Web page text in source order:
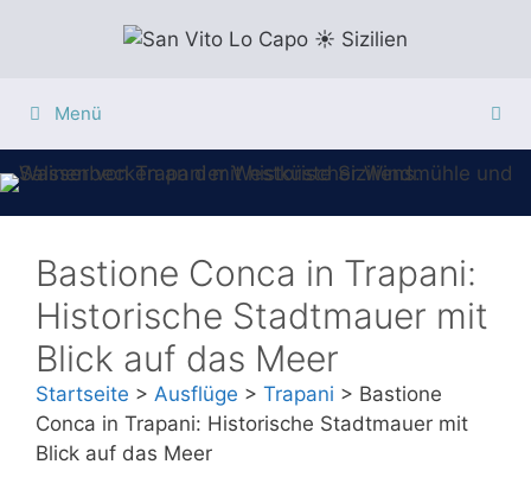
Menü
Bastione Conca in Trapani:
Historische Stadtmauer mit
Blick auf das Meer
Startseite > Ausflüge > Trapani > Bastione
Conca in Trapani: Historische Stadtmauer mit
Blick auf das Meer